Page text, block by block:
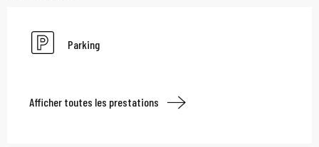
Parking
Afficher toutes les prestations